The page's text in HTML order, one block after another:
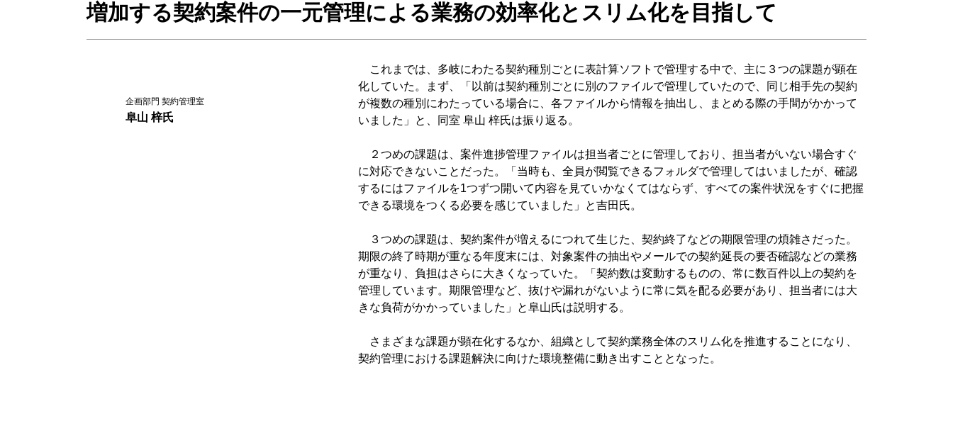
増加する契約案件の一元管理による業務の効率化とスリム化を目指して
企画部門 契約管理室
阜山 梓氏
これまでは、多岐にわたる契約種別ごとに表計算ソフトで管理する中で、主に３つの課題が顕在
化していた。まず、「以前は契約種別ごとに別のファイルで管理していたので、同じ相手先の契約
が複数の種別にわたっている場合に、各ファイルから情報を抽出し、まとめる際の手間がかかって
いました」と、同室 阜山 梓氏は振り返る。
２つめの課題は、案件進捗管理ファイルは担当者ごとに管理しており、担当者がいない場合すぐ
に対応できないことだった。「当時も、全員が閲覧できるフォルダで管理してはいましたが、確認
するにはファイルを1つずつ開いて内容を見ていかなくてはならず、すべての案件状況をすぐに把握
できる環境をつくる必要を感じていました」と吉田氏。
３つめの課題は、契約案件が増えるにつれて生じた、契約終了などの期限管理の煩雑さだった。
期限の終了時期が重なる年度末には、対象案件の抽出やメールでの契約延長の要否確認などの業務
が重なり、負担はさらに大きくなっていた。「契約数は変動するものの、常に数百件以上の契約を
管理しています。期限管理など、抜けや漏れがないように常に気を配る必要があり、担当者には大
きな負荷がかかっていました」と阜山氏は説明する。
さまざまな課題が顕在化するなか、組織として契約業務全体のスリム化を推進することになり、
契約管理における課題解決に向けた環境整備に動き出すこととなった。